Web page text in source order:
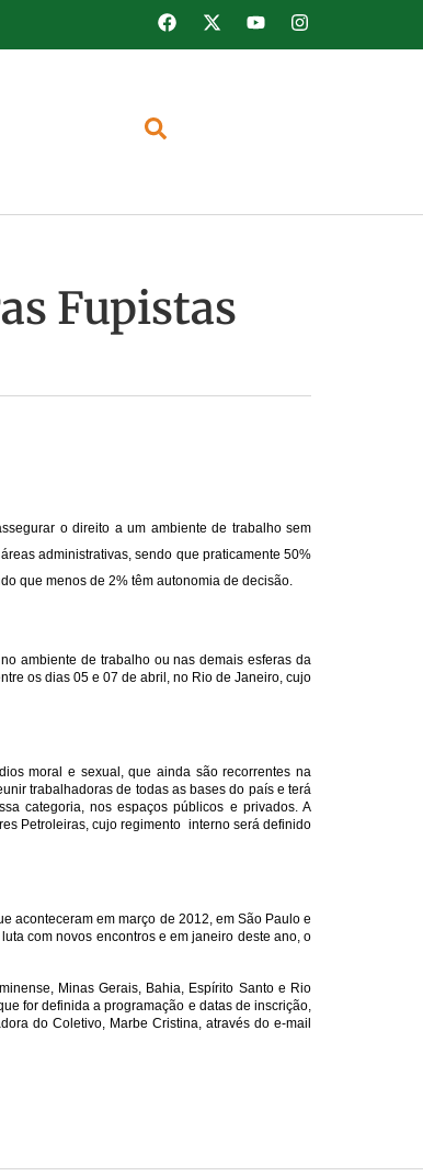
Fupistas
o direito a um ambiente de trabalho sem
administrativas, sendo que praticamente 50%
que menos de 2% têm autonomia de decisão.
ambiente de trabalho ou nas demais esferas da
os dias 05 e 07 de abril, no Rio de Janeiro, cujo
moral e sexual, que ainda são recorrentes na
trabalhadoras de todas as bases do país e terá
categoria, nos espaços públicos e privados. A
Petroleiras, cujo regimento interno será definido
aconteceram em março de 2012, em São Paulo e
com novos encontros e em janeiro deste ano, o
Minas Gerais, Bahia, Espírito Santo e Rio
for definida a programação e datas de inscrição,
do Coletivo, Marbe Cristina, através do e-mail